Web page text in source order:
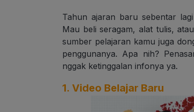
Tahun ajaran baru sebentar
Mau beli seragam, alat tulis,
sumber pelajaran kamu juga
penggunanya. Apa nih?
nggak ketinggalan infonya ya.
1. Video Belajar Baru